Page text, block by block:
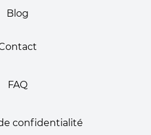
Blog
FAQ
confidentialité